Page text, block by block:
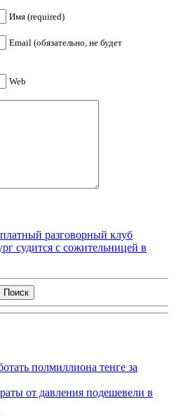
Имя (required)
Email (обязательно, не будет
Web
разговорный клуб
судится с сожительницей в
полмиллиона тенге за
от давления подешевели в